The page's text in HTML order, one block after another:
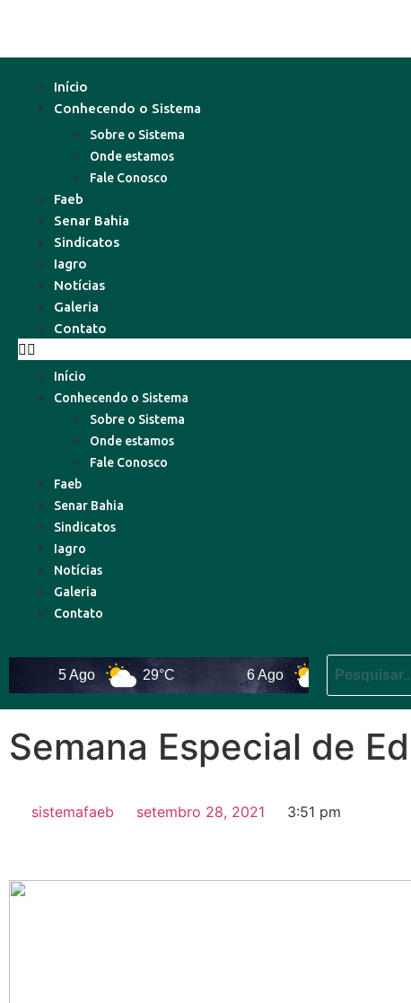
Início
Conhecendo o Sistema
Sobre o Sistema
Onde estamos
Fale Conosco
Faeb
Senar Bahia
Sindicatos
Iagro
Notícias
Galeria
Contato
Início
Conhecendo o Sistema
Sobre o Sistema
Onde estamos
Fale Conosco
Faeb
Senar Bahia
Sindicatos
Iagro
Notícias
Galeria
Contato
5 Ago 29°C 6 Ago 30°C
Semana Especial de
sistemafaeb setembro 28, 2021 3:51 pm